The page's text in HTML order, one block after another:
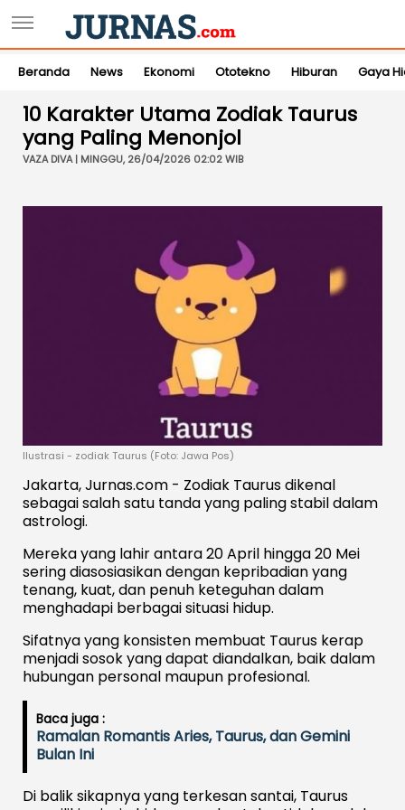
Beranda News Ekonomi Ototekno Hiburan Gaya
10 Karakter Utama Zodiak Taurus
yang Paling Menonjol
VAZA DIVA | MINGGU, 26/04/2026 02:02 WIB
Ilustrasi - zodiak Taurus (Foto: Jawa Pos)
Jakarta, Jurnas.com - Zodiak Taurus dikenal
sebagai salah satu tanda yang paling stabil dalam
astrologi.
Mereka yang lahir antara 20 April hingga 20 Mei
sering diasosiasikan dengan kepribadian yang
tenang, kuat, dan penuh keteguhan dalam
menghadapi berbagai situasi hidup.
Sifatnya yang konsisten membuat Taurus kerap
menjadi sosok yang dapat diandalkan, baik dalam
hubungan personal maupun profesional.
Baca juga :
Ramalan Romantis Aries, Taurus, dan Gemini
Bulan Ini
Di balik sikapnya yang terkesan santai, Taurus